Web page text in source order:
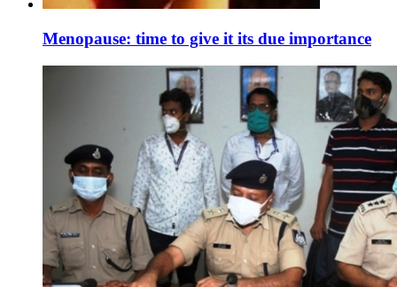
Menopause: time to give it its due importance